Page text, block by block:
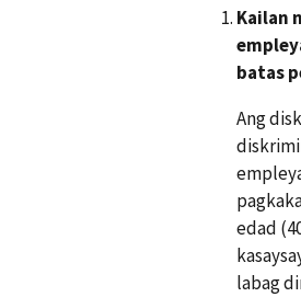
Kailan
batas
Ang
edad
labag